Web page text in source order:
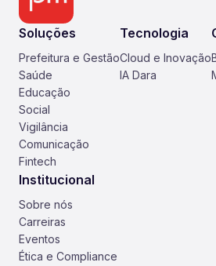
Soluções
Prefeitura e Gestão
Saúde
Educação
Social
Vigilância
Comunicação
Fintech
Tecnologia
Cloud e Inovação
IA Dara
Institucional
Sobre nós
Carreiras
Eventos
Ética e Compliance